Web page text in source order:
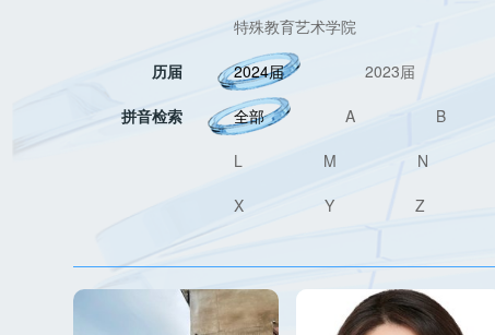
特殊教育艺术学院
历届 2024届 2023届
拼音检索 全部 A B
L M N
X Y Z